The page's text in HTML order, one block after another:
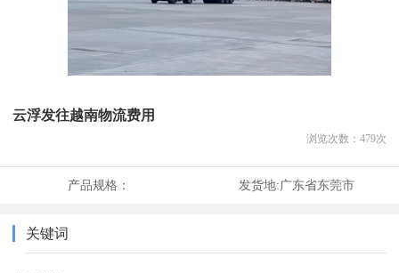
云浮发往越南物流费用
浏览次数： 479次
产品规格： 发货地:广东省东莞市
关键词